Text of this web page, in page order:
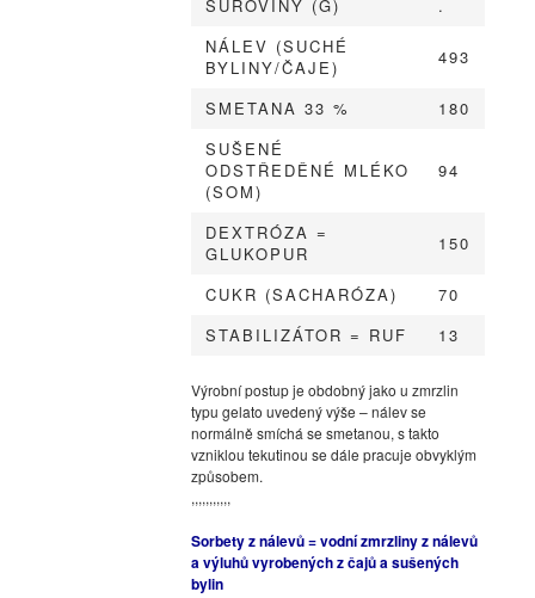
SUROVINY (G)
.
NÁLEV (SUCHÉ
BYLINY/ČAJE)
493
SMETANA 33 %
180
SUŠENÉ
ODSTŘEDĚNÉ MLÉKO
(SOM)
94
DEXTRÓZA =
GLUKOPUR
150
CUKR (SACHARÓZA)
70
STABILIZÁTOR = RUF
13
Výrobní postup je obdobný jako u zmrzlin
typu gelato uvedený výše – nálev se
normálně smíchá se smetanou, s takto
vzniklou tekutinou se dále pracuje obvyklým
způsobem.
,,,,,,,,,,,
Sorbety z nálevů = vodní zmrzliny z nálevů
a výluhů vyrobených z čajů a sušených
bylin